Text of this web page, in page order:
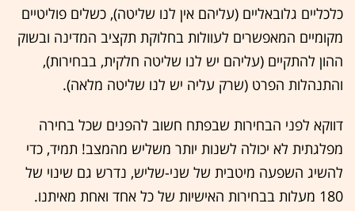
כלכליים גלובאליים (עליהם אין לנו שליטה), כשלים פוליטיים
מקומיים המאפשרים לעוולות בחלוקת תקציב המדינה ובשוק
ההון להתקיים (עליהם יש לנו שליטה חלקית, בבחירות),
והתנהלות הפרט (שרק עליה יש לנו שליטה מלאה).
דווקא לפני הבחירות שבפתח חשוב להפנים שכל בחירה
מפלגתית לא יכולה לשנות יותר משליש מהמצב! תמיד, כדי
להשיג השפעה מיטבית של שני-שליש, נדרש גם שינוי של
180 מעלות בבחירות האישיות של כל אחד ואחת מאיתנו.